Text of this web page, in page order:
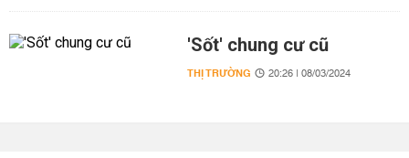
'Sốt' chung cư cũ
THỊ TRƯỜNG 20:26 | 08/03/2024